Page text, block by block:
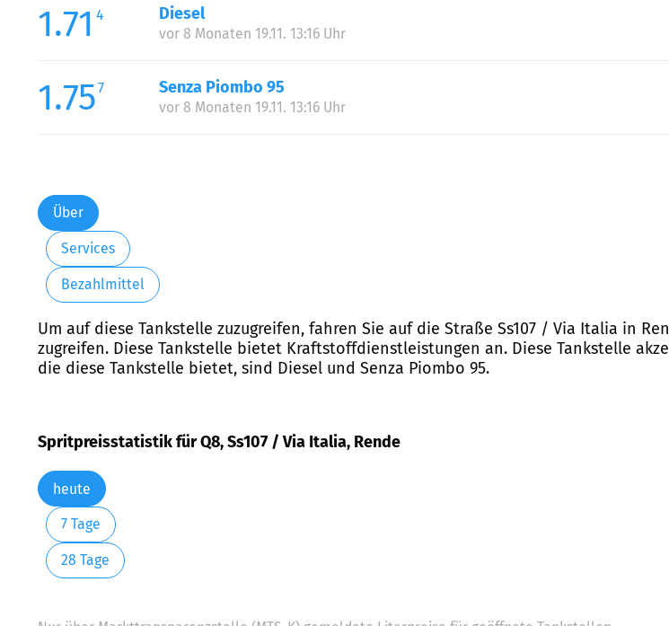
1.71 4 Diesel
vor 8 Monaten 19.11. 13:16 Uhr
1.757 Senza Piombo 95
vor 8 Monaten 19.11. 13:16 Uhr
Über
Services
Bezahlmittel
Um auf diese Tankstelle zuzugreifen, fahren Sie auf die Straße Ss107 / Via Italia in
zugreifen. Diese Tankstelle bietet Kraftstoffdienstleistungen an. Diese Tankstelle
die diese Tankstelle bietet, sind Diesel und Senza Piombo 95.
Spritpreisstatistik für Q8, Ss107 / Via Italia, Rende
heute
7 Tage
28 Tage